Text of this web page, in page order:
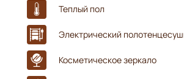
Теплый пол
Электрический
Косметическое зеркало